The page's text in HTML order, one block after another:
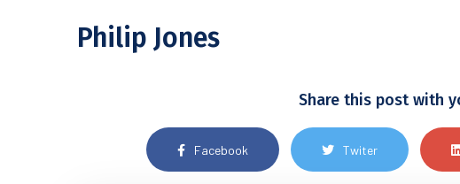
Philip Jones
Share this post with
Facebook Twiter